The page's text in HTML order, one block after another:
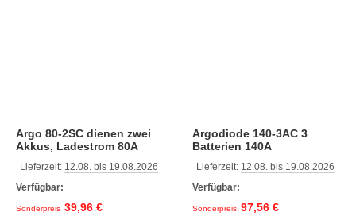
Argo 80-2SC dienen zwei
Akkus, Ladestrom 80A
Lieferzeit: 12.08. bis 19.08.2026
Verfügbar:
Sonderpreis 39,96 €
Argodiode 140-3AC 3
Batterien 140A
Lieferzeit: 12.08. bis 19.08.2026
Verfügbar:
Sonderpreis 97,56 €